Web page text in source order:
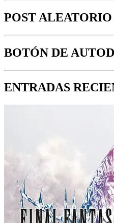
POST ALEATORIO
BOTÓN DE
ENTRADAS